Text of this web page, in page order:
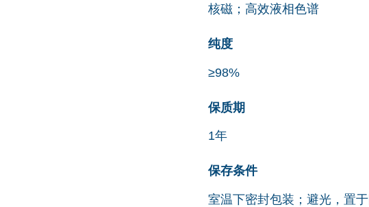
核磁；高效液相色谱
纯度
≥98%
保质期
1年
保存条件
室温下密封包装；避光，置于